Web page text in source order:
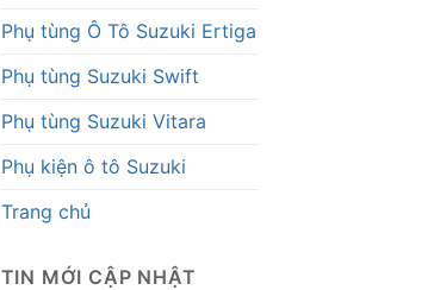
Phụ tùng Ô Tô Suzuki Ertiga
Phụ tùng Suzuki Swift
Phụ tùng Suzuki Vitara
Phụ kiện ô tô Suzuki
Trang chủ
TIN MỚI CẬP NHẬT